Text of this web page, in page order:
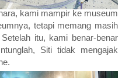
kami mampir ke museum
tetapi memang masih
itu, kami benar-benar
Siti tidak mengajak